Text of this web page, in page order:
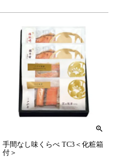
手間なし味くらべ TC3＜化粧箱
付＞